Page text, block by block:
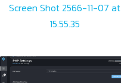
Screen Shot 2566-11-07 at
15.55.35